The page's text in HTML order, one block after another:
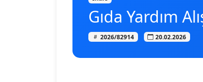
Gıda Yardım
2026/82914 20.02.2026